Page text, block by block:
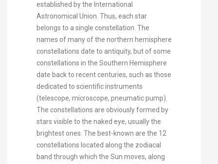
established by the International
Astronomical Union. Thus, each star
belongs to a single constellation. The
names of many of the northern hemisphere
constellations date to antiquity, but of some
constellations in the Southern Hemisphere
date back to recent centuries, such as those
dedicated to scientific instruments
(telescope, microscope, pneumatic pump).
The constellations are obviously formed by
stars visible to the naked eye, usually the
brightest ones. The best-known are the 12
constellations located along the zodiacal
band through which the Sun moves, along